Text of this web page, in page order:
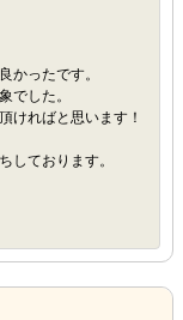
かったです。
でした。
ければと思います！
しております。